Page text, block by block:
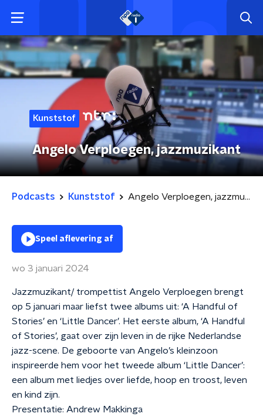
Kunststof
Angelo Verploegen, jazzmuzikant
Podcasts Kunststof Angelo Verploegen, jazzmuzikant
Speel aflevering af
wo 3 januari 2024
Jazzmuzikant/ trompettist Angelo Verploegen brengt
op 5 januari maar liefst twee albums uit: ‘A Handful of
Stories’ en ‘Little Dancer’. Het eerste album, ‘A Handful
of Stories’, gaat over zijn leven in de rijke Nederlandse
jazz-scene. De geboorte van Angelo’s kleinzoon
inspireerde hem voor het tweede album ‘Little Dancer’:
een album met liedjes over liefde, hoop en troost, leven
en kind zijn.
Presentatie: Andrew Makkinga